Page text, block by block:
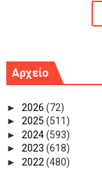
Αρχείο
► 2026 (72)
► 2025 (511)
► 2024(593)
► 2023 (618)
► 2022 (480)